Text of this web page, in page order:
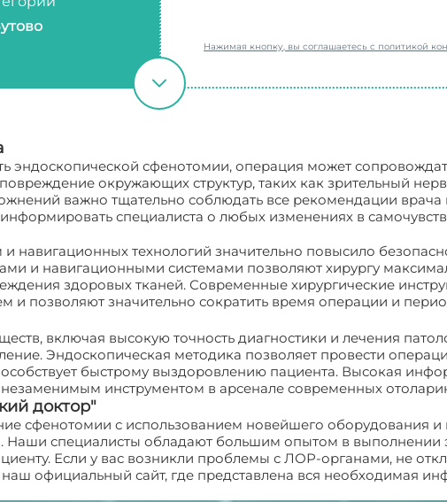
Нажимая кнопку, вы соглашаетесь с политикой
эндоскопической сфенотомии, операция может
окружающих структур, таких как зрительный
важно тщательно соблюдать все рекомендации врача
специалиста о любых изменениях в
навигационных технологий значительно повысило
и навигационными системами позволяют хирургу
здоровых тканей. Современные хирургические
позволяют значительно сократить время операции и
включая высокую точность диагностики и лечения
Эндоскопическая методика позволяет провести
быстрому выздоровлению пациента. Высокая
инструментом в арсенале современных
доктор"
сфенотомии с использованием новейшего оборудования и
Наши специалисты обладают большим опытом в выполнении
Если у вас возникли проблемы с ЛОР-органами, не
официальный сайт, где представлена вся необходимая